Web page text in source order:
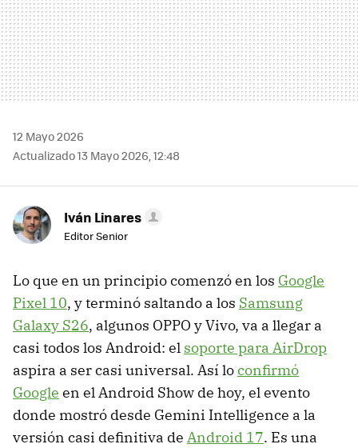
12 Mayo 2026
Actualizado 13 Mayo 2026, 12:48
Iván Linares
Editor Senior
Lo que en un principio comenzó en los Google
Pixel 10, y terminó saltando a los Samsung
Galaxy S26, algunos OPPO y Vivo, va a llegar a
casi todos los Android: el soporte para AirDrop
aspira a ser casi universal. Así loconfirmó
Google en el Android Show de hoy, el evento
donde mostró desde Gemini Intelligence a la
versión casi definitiva de Android 17. Es una